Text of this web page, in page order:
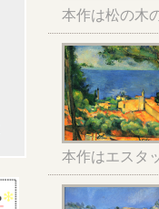
本作は松の木
本作はエスタ